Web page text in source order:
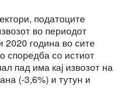
податоците
во периодот
2020 година во сите
споредба со истиот
пад има кај извозот на
(-3,6%) и тутун и